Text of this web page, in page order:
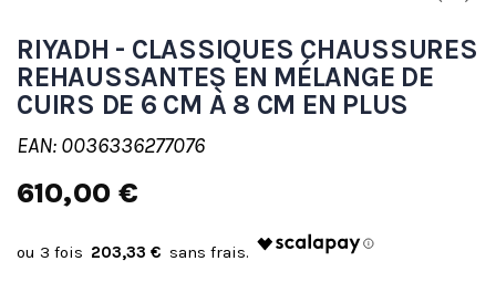
RIYADH - CLASSIQUES CHAUSSURES
REHAUSSANTES EN MÉLANGE DE
CUIRS DE 6 CM À 8 CM EN PLUS
EAN: 0036336277076
610,00 €
203,33 €